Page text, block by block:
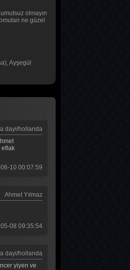
Bölüm
Bölüm
Bölüm
Bölüm
Bölüm
Bölüm
Bölüm
olmayın
ne güzel
Ayşegül
dayi/hollanda
eflak
10 00:07:59
Ahmet Yılmaz
08 09:35:54
dayi/hollanda
yiyen ve